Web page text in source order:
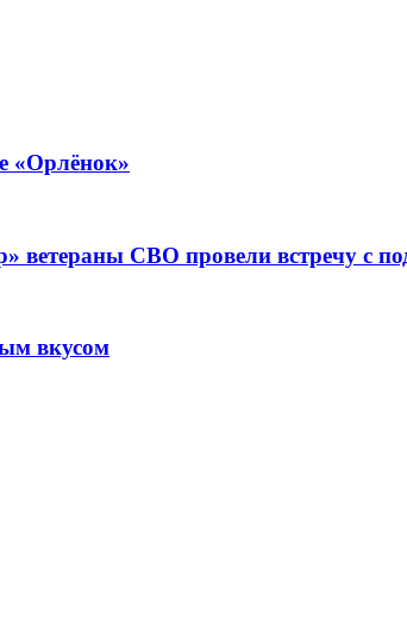
«Орлёнок»
ветераны СВО провели встречу с
вкусом